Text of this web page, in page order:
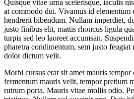
Quisque vitae urna scelerisque, iaculis
at commodo dui. Vivamus id elementum
hendrerit bibendum. Nullam imperdiet,
justo finibus elit, mattis rhoncus ligula
turpis sed leo laoreet accumsan.
pharetra condimentum, sem justo feugiat
dolor dictum velit.
Morbi cursus erat sit amet mauris
fermentum mauris velit, tempor pretium
rutrum porta. Mauris vitae mollis odio.